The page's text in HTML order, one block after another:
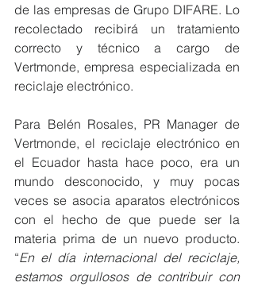
de las empresas de Grupo DIFARE. Lo
recolectado recibirá un tratamiento
correcto y técnico a cargo de
Vertmonde, empresa especializada en
reciclaje electrónico.
Para Belén Rosales, PR Manager de
Vertmonde, el reciclaje electrónico en
el Ecuador hasta hace poco, era un
mundo desconocido, y muy pocas
veces se asocia aparatos electrónicos
con el hecho de que puede ser la
materia prima de un nuevo producto.
“En el día internacional del reciclaje,
estamos orgullosos de contribuir con